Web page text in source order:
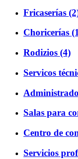
Fricaserías
Choricerías
Rodizios (4)
Servicos
Salas para
Centro de
Servicios